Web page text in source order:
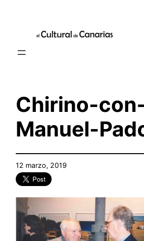
contenido
Chirino-
Manuel-
12 marzo, 2019